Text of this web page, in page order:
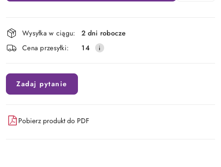
Dostępność
i
dostawa
Wysyłka w ciągu:
2 dni robocze
Cena przesyłki:
14
Zadaj pytanie
Pobierz produkt do PDF